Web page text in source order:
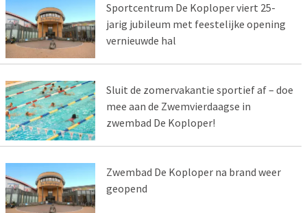
Sportcentrum De Koploper viert 25-
jarig jubileum met feestelijke opening
vernieuwde hal
Sluit de zomervakantie sportief af – doe
mee aan de Zwemvierdaagse in
zwembad De Koploper!
Zwembad De Koploper na brand weer
geopend